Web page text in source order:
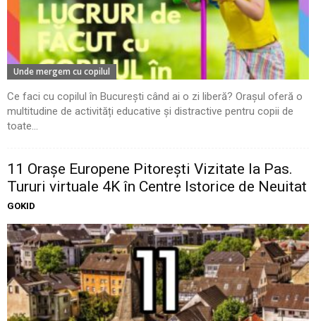
Unde mergem cu copilul
Ce faci cu copilul în București când ai o zi liberă? Orașul oferă o
multitudine de activități educative și distractive pentru copii de
toate...
11 Oraşe Europene Pitoreşti Vizitate la Pas.
Tururi virtuale 4K în Centre Istorice de Neuitat
GOKID